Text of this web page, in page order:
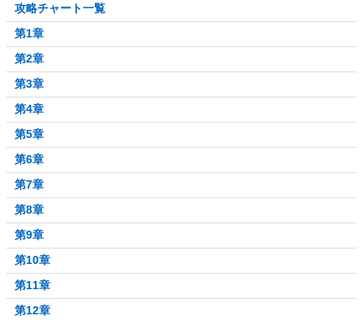
攻略チャート一覧
第1章
第2章
第3章
第4章
第5章
第6章
第7章
第8章
第9章
第10章
第11章
第12章